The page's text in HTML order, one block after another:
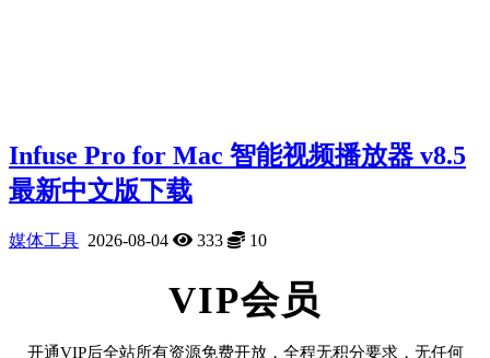
Infuse Pro for Mac 智能视频播放器 v8.5
最新中文版下载
媒体工具 2026-08-04 333 10
VIP会员
开通VIP后全站所有资源免费开放，全程无积分要求，无任何